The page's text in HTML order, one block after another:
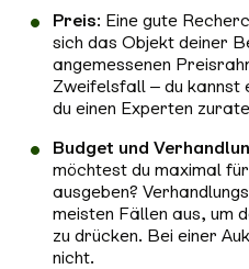
Preis: Eine gute
sich das Objekt deiner
angemessenen
Zweifelsfall – du kannst
du einen Experten
Budget und
möchtest du maximal
ausgeben?
meisten Fällen aus, um
zu drücken. Bei einer
nicht.